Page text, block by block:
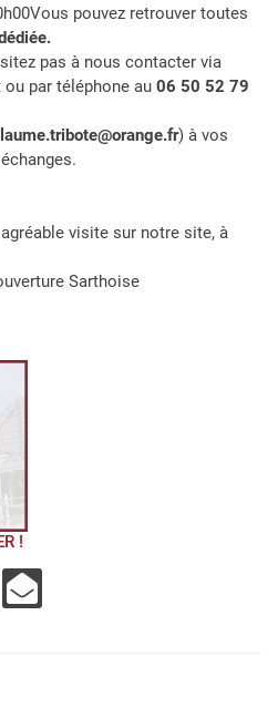
à recevoir nos propositions
ci-dessus. Vous pouvez vous
le formulaire de désinscription.
pouvez retrouver toutes
pas à nous contacter via
par téléphone au 06 50 52 79
) à vos
visite sur notre site, à
Sarthoise
!